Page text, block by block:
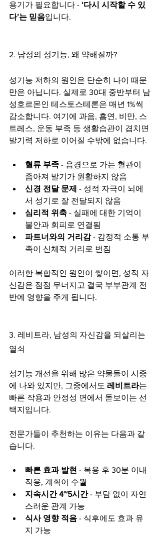
용기가 필요합니다 - ‘다시 시작할 수 있
다’는 믿음입니다.
2. 남성의 성기능, 왜 약해질까?
성기능 저하의 원인은 단순히 나이 때문
만은 아닙니다. 실제로 30대 중반부터 남
성호르몬인 테스토스테론은 매년 1%씩
감소합니다. 여기에 과음, 흡연, 비만, 스
트레스, 운동 부족 등 생활습관이 겹치면
발기력 저하로 이어질 수밖에 없습니다.
혈류 부족 - 음경으로 가는 혈관이
좁아져 발기가 원활하지 않음
신경 전달 문제 - 성적 자극이 뇌에
서 성기로 잘 전달되지 않음
심리적 위축 - 실패에 대한 기억이
불안과 회피로 연결됨
파트너와의 거리감 - 감정적 소통 부
족이 신체적 거리로 번짐
이러한 복합적인 원인이 쌓이면, 성적 자
신감은 점점 무너지고 결국 부부관계 전
반에 영향을 주게 됩니다.
3. 레비트라, 남성의 자신감을 되살리는
열쇠
성기능 개선을 위해 많은 약물들이 시중
에 나와 있지만, 그중에서도 레비트라는
빠른 작용과 안정성 면에서 돋보이는 선
택지입니다.
전문가들이 추천하는 이유는 다음과 같
습니다.
빠른 효과 발현 - 복용 후 30분 이내
작용, 계획이 수월
지속시간 4~5시간 - 부담 없이 자연
스러운 관계 가능
식사 영향 적음 - 식후에도 효과 유
지 가능